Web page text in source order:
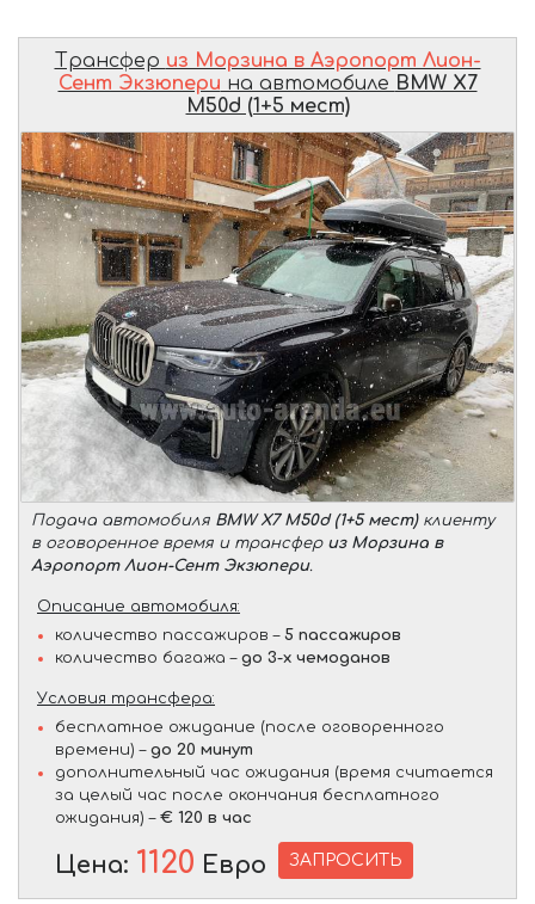
Трансфер из Морзина в Аэропорт Лион-
Сент Экзюпери на автомобиле BMW X7
M50d (1+5 мест)
Подача автомобиля BMW X7 M50d (1+5 мест)клиенту
в оговоренное время и трансфер из Морзина в
Аэропорт Лион-Сент Экзюпери.
Описание автомобиля:
количество пассажиров – 5 пассажиров
количество багажа – до 3-х чемоданов
Условия трансфера:
бесплатное ожидание (после оговоренного
времени) – до 20 минут
дополнительный час ожидания (время считается
за целый час после окончания бесплатного
ожидания) – € 120 в час
Цена: 1120 Евро ЗАПРОСИТЬ